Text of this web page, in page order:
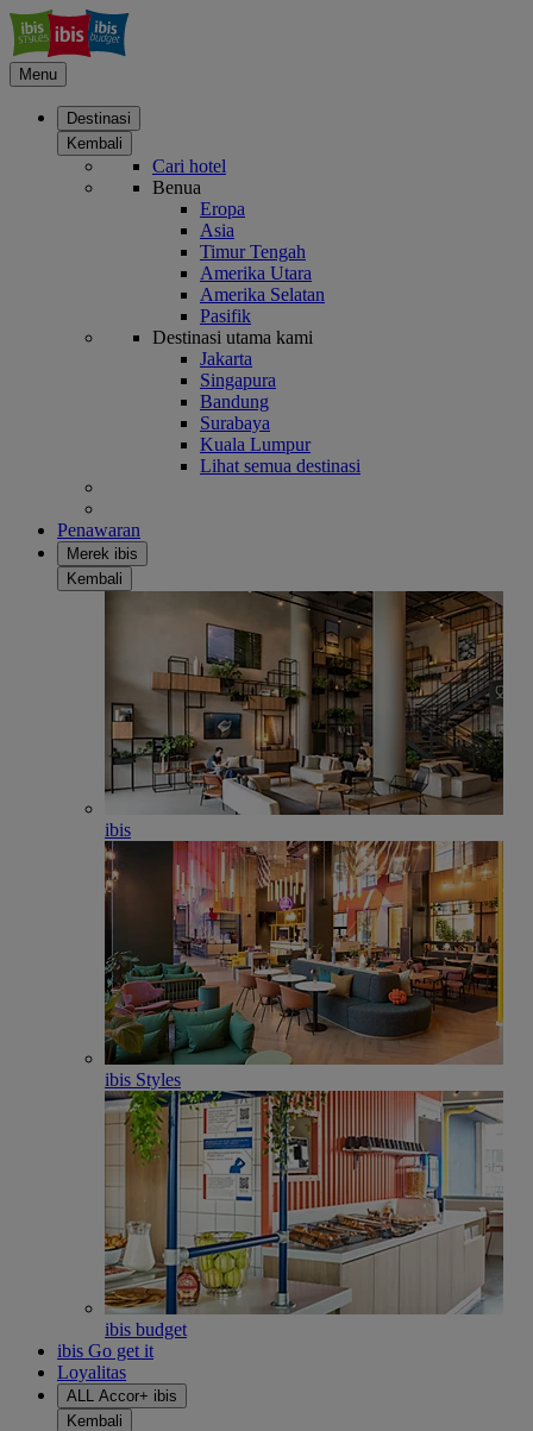
Menu
Destinasi
Kembali
Cari hotel
Benua
Eropa
Asia
Timur Tengah
Amerika Utara
Amerika Selatan
Pasifik
Destinasi utama kami
Jakarta
Singapura
Bandung
Surabaya
Kuala Lumpur
Lihat semua destinasi
Penawaran
Merek ibis
Kembali
ibis
ibis Styles
ibis budget
ibis Go get it
Loyalitas
ALL Accor+ ibis
Kembali